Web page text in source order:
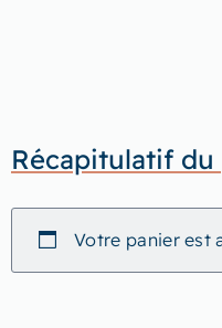
Récapitulatif du
Votre panier est